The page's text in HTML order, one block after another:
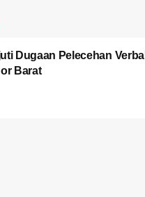
Dugaan Pelecehan Verbal
Barat